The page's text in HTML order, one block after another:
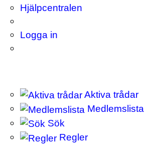
Hjälpcentralen
Logga in
Aktiva trådar
Medlemslista
Sök
Regler